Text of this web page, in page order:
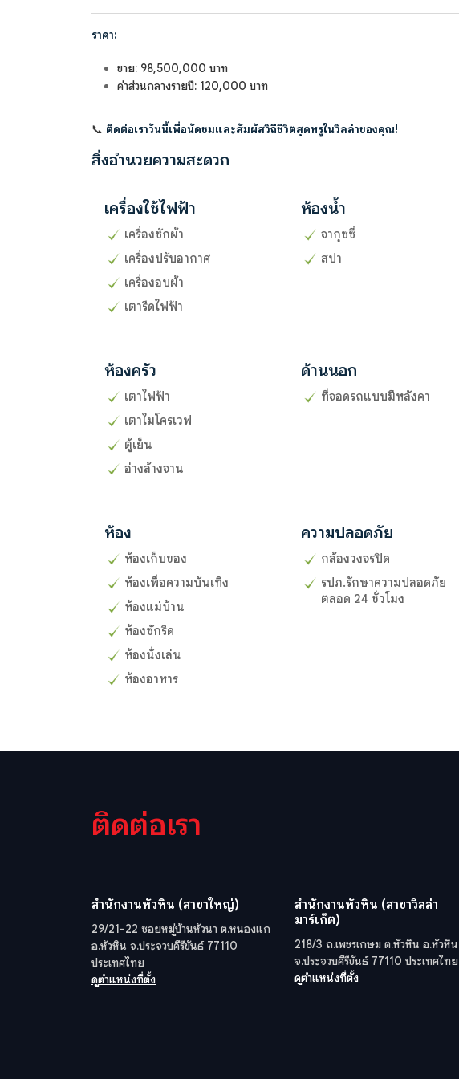
ราคา:
ขาย: 98,500,000 บาท
ค่าส่วนกลางรายปี: 120,000 บาท
📞 ติดต่อเราวันนี้เพื่อนัดชมและสัมผัสวิถีชีวิตสุดหรูในวิลล่าของคุณ!
สิ่งอำนวยความสะดวก
เครื่องใช้ไฟฟ้า
เครื่องซักผ้า
เครื่องปรับอากาศ
เครื่องอบผ้า
เตารีดไฟฟ้า
ห้องน้ำ
จากุซซี่
สปา
ห้องครัว
เตาไฟฟ้า
เตาไมโครเวฟ
ตู้เย็น
อ่างล้างจาน
ด้านนอก
ที่จอดรถแบบมีหลังคา
ห้อง
ห้องเก็บของ
ห้องเพื่อความบันเทิง
ห้องแม่บ้าน
ห้องซักรีด
ห้องนั่งเล่น
ห้องอาหาร
ความปลอดภัย
กล้องวงจรปิด
รปภ.รักษาความปลอดภัย
ตลอด 24 ชั่วโมง
ติดต่อเรา
สำนักงานหัวหิน (สาขาใหญ่)
29/21-22 ซอยหมู่บ้านหัวนา ต.หนองแก
อ.หัวหิน จ.ประจวบคีรีขันธ์ 77110
ประเทศไทย
ดูตำแหน่งที่ตั้ง
สำนักงานหัวหิน (สาขาวิลล่า
มาร์เก็ต)
218/3 ถ.เพชรเกษม ต.หัวหิน อ.หัวหิน
จ.ประจวบคีรีขันธ์ 77110 ประเทศไทย
ดูตำแหน่งที่ตั้ง